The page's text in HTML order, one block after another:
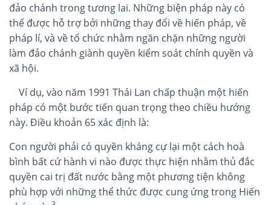
đảo chánh trong tương lai. Những biện pháp này có
thể được hỗ trợ bởi những thay đổi về hiến pháp, về
pháp lí, và về tổ chức nhằm ngăn chặn những người
làm đảo chánh giành quyền kiểm soát chính quyền và
xã hội.
Ví dụ, vào năm 1991 Thái Lan chấp thuận một hiến
pháp có một bước tiến quan trọng theo chiều hướng
này. Điều khoản 65 xác định là:
Con người phải có quyền kháng cự lại một cách hoà
bình bất cứ hành vi nào được thực hiện nhằm thủ đắc
quyền cai trị đất nước bằng một phương tiện không
phù hợp với những thể thức được cung ứng trong Hiến